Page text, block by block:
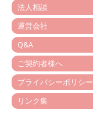
法人相談
運営会社
Q&A
ご契約者様へ
プライバシーポリシー
リンク集